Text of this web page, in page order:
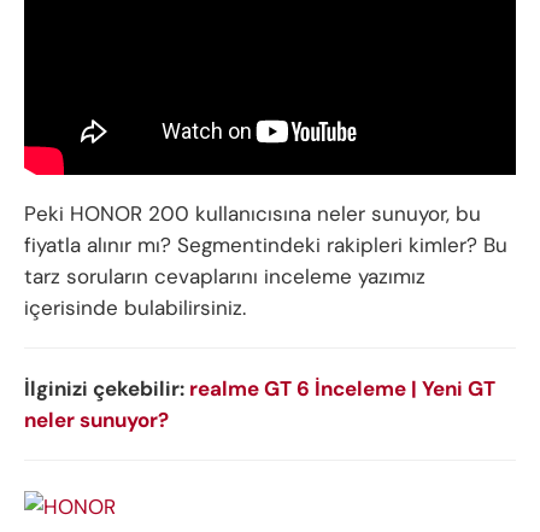
Peki HONOR 200 kullanıcısına neler sunuyor, bu
fiyatla alınır mı? Segmentindeki rakipleri kimler? Bu
tarz soruların cevaplarını inceleme yazımız
içerisinde bulabilirsiniz.
İlginizi çekebilir: realme GT 6 İnceleme | Yeni GT
neler sunuyor?